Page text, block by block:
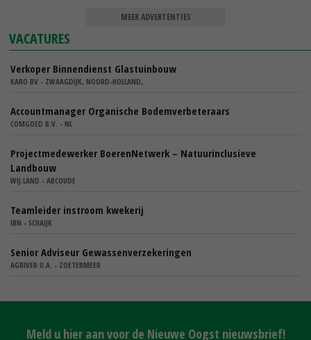
MEER ADVERTENTIES
VACATURES
Verkoper Binnendienst Glastuinbouw
KARO BV - ZWAAGDIJK, NOORD-HOLLAND,
Accountmanager Organische Bodemverbeteraars
COMGOED B.V. - NL
Projectmedewerker BoerenNetwerk – Natuurinclusieve
Landbouw
WIJ.LAND - ABCOUDE
Teamleider instroom kwekerij
IBN - SCHAIJK
Senior Adviseur Gewassenverzekeringen
AGRIVER U.A. - ZOETERMEER
Meld u hier aan voor de Nieuwe Oogst nieuwsbrief!